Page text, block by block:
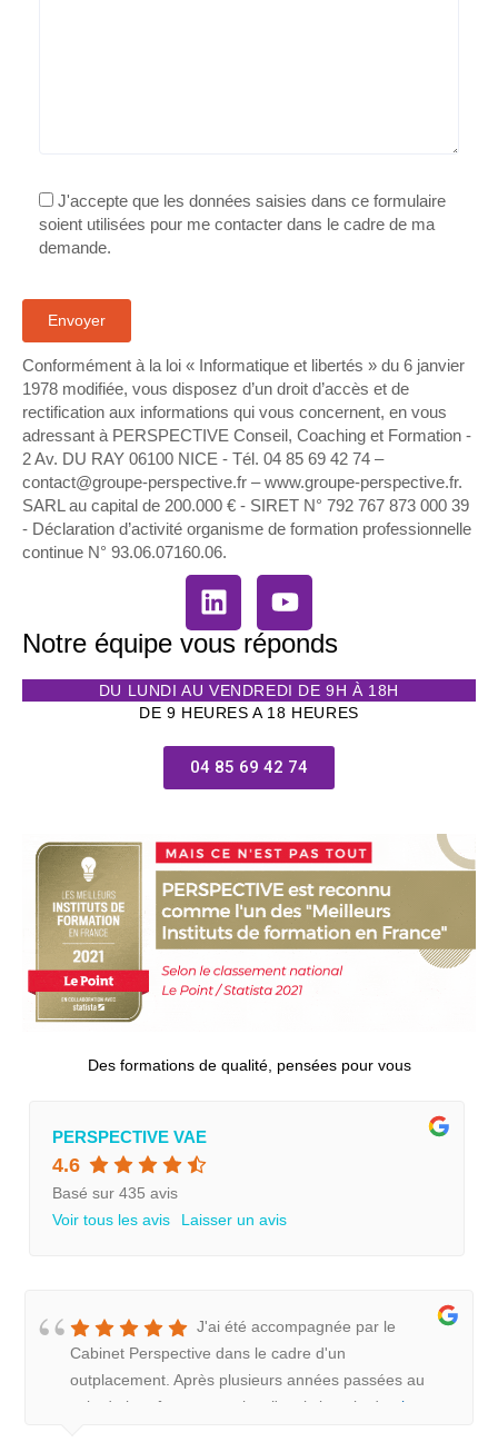
J'accepte que les données saisies dans ce formulaire
soient utilisées pour me contacter dans le cadre de ma
demande.
Conformément à la loi « Informatique et libertés » du 6 janvier
1978 modifiée, vous disposez d’un droit d’accès et de
rectification aux informations qui vous concernent, en vous
adressant à PERSPECTIVE Conseil, Coaching et Formation -
2 Av. DU RAY 06100 NICE - Tél. 04 85 69 42 74⁩ –
contact@groupe-perspective.fr – www.groupe-perspective.fr.
SARL au capital de 200.000 € - SIRET N° 792 767 873 000 39
- Déclaration d’activité organisme de formation professionnelle
continue N° 93.06.07160.06.
Notre équipe vous réponds
DU LUNDI AU VENDREDI DE 9H À 18H
DE 9 HEURES A 18 HEURES
04 85 69 42 74
Des formations de qualité, pensées pour vous
PERSPECTIVE VAE
4.6
Basé sur 435 avis
Voir tous les avis
Laisser un avis
J'ai été accompagnée par le
Cabinet Perspective dans le cadre d'un
outplacement. Après plusieurs années passées au
sein de la même entreprise, j'avais besoin de
plus